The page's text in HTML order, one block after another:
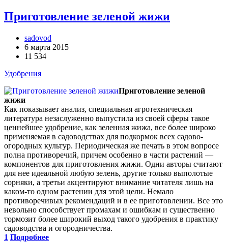
Приготовление зеленой жижи
sadovod
6 марта 2015
11 534
Удобрения
Приготовление зеленой
жижи
Как показывает анализ, специальная агротехническая
литература незаслуженно выпустила из своей сферы такое
ценнейшее удобрение, как зеленная жижа, все более широко
применяемая в садоводствах для подкормок всех садово-
огородных культур. Периодическая же печать в этом вопросе
полна противоречий, причем особенно в части растений —
компонентов для приготовления жижи. Одни авторы считают
для нее идеальной любую зелень, другие только выполотые
сорняки, а третьи акцентируют внимание читателя лишь на
каком-то одном растении для этой цели. Немало
противоречивых рекомендаций и в ее приготовлении. Все это
невольно способствует промахам и ошибкам и существенно
тормозит более широкий выход такого удобрения в практику
садоводства и огородничества.
1 Подробнее